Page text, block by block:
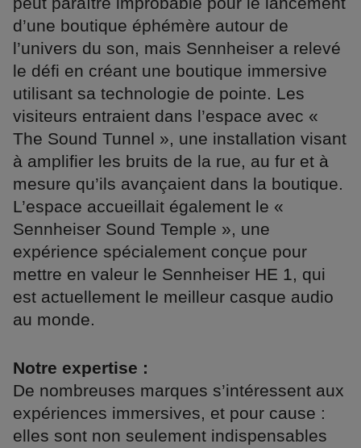
d’une boutique éphémère autour de
l’univers du son, mais Sennheiser a relevé
le défi en créant une boutique immersive
utilisant sa technologie de pointe. Les
visiteurs entraient dans l’espace avec «
The Sound Tunnel », une installation visant
à amplifier les bruits de la rue, au fur et à
mesure qu’ils avançaient dans la boutique.
L’espace accueillait également le «
Sennheiser Sound Temple », une
expérience spécialement conçue pour
mettre en valeur le Sennheiser HE 1, qui
est actuellement le meilleur casque audio
au monde.
Notre expertise :
De nombreuses marques s’intéressent aux
expériences immersives, et pour cause :
elles sont non seulement indispensables